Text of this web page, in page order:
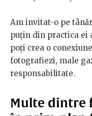
Am invitat-o pe
puțin din practica ei
poți crea o
fotografiezi, male
responsabilitate.
Multe dintre